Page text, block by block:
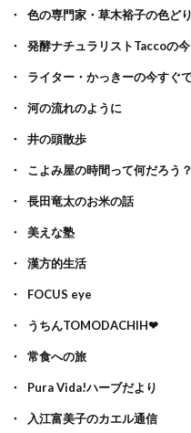
色の専門家・草木裕子の色ど
発酵ナチュラリストTaccoの
ライター・かっきーの今すぐ
河の流れのように
井の頭散歩
こよみ屋の時間って何だろう？
長田竜太のお米の話
美えな塾
漢方的生活
FOCUS eye
うちんTOMODACHIH❤
常食への旅
Pura Vida!ハーブだより
入江富美子のカエル通信